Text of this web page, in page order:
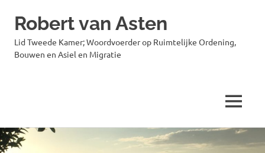
Ga
naar
Robert van Asten
Lid Tweede Kamer; Woordvoerder op Ruimtelijke Ordening,
Bouwen en Asiel en Migratie
MENU